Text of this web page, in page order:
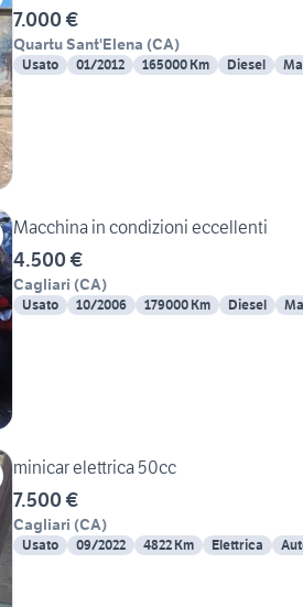
7.000 €
Quartu Sant'Elena (CA)
Usato 01/2012 165000 Km Diesel
Macchina in condizioni eccellenti
4.500 €
Cagliari (CA)
Usato 10/2006 179000 Km Diesel
minicar elettrica 50cc
7.500 €
Cagliari (CA)
Usato 09/2022 4822 Km Elettrica